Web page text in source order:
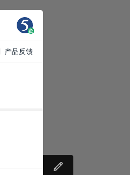
产品反馈